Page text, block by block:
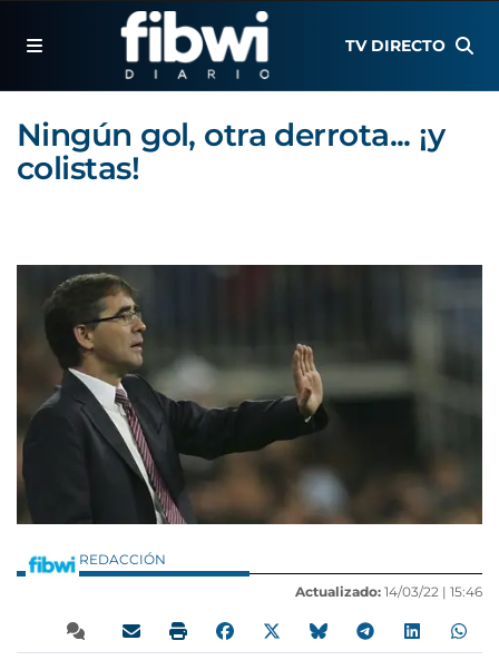
TV DIRECTO
Ningún gol, otra derrota... ¡y
colistas!
REDACCIÓN
Actualizado: 14/03/22 | 15:46